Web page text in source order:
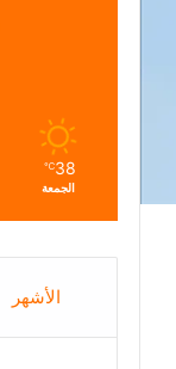
38
℃
الجمعة
الأشهر